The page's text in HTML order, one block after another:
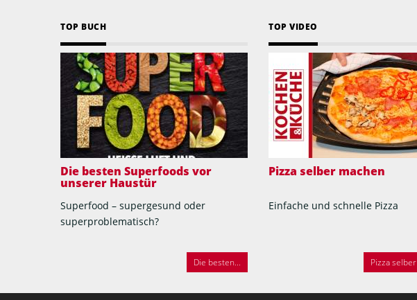
TOP BUCH
Die besten Superfoods vor
unserer Haustür
Superfood – supergesund oder
superproblematisch?
Die besten...
TOP VIDEO
Pizza selber machen
Einfache und schnelle Pizza
Pizza